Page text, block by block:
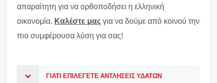
απαραίτητη για να ορθοποδήσει η ελληνική
οικονομία. Καλέστε μαςγια να δούμε από κοινού την
πιο συμφέρουσα λύση για σας!
ΓΙΑΤΙ ΕΠΙΛΕΓΕΤΕ ΑΝΤΛΗΣΕΙΣ ΥΔΑΤΩΝ